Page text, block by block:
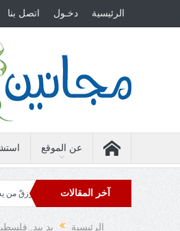
الرئيسية دخـول اتصل بنا
عن الموقع
آخر المقالات السبعين ربع قرن!! رزقٌ من
العقاد!! حتى لا تنطفئ.... الدهشة!
الرئيسية يد